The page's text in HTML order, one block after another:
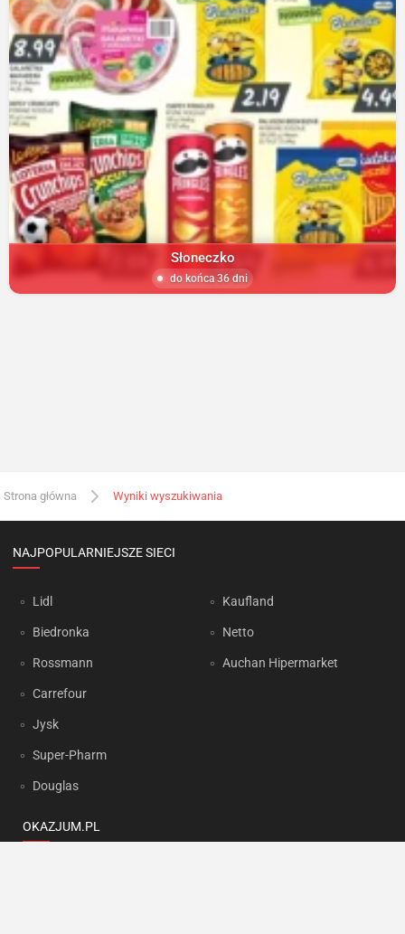
Słoneczko
do końca 36 dni
Strona główna Wyniki wyszukiwania
NAJPOPULARNIEJSZE SIECI
Lidl
Biedronka
Rossmann
Carrefour
Jysk
Super-Pharm
Douglas
Kaufland
Netto
Auchan Hipermarket
OKAZJUM.PL